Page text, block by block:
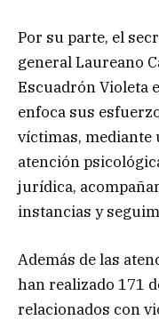
Por su parte, el
general Laureano
Escuadrón Violeta
enfoca sus
víctimas,
atención
jurídica,
instancias y
Además de las
han realizado 171
relacionados con